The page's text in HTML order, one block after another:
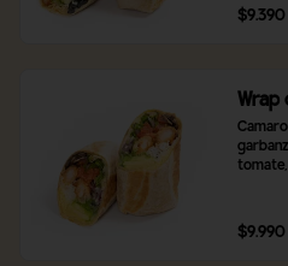
$9.390
Wrap
tomate,
$9.990